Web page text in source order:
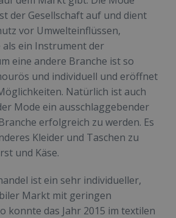
der Gesellschaft auf und dient
vor Umwelteinflüssen,
ein Instrument der
eine andere Branche ist so
und individuell und eröffnet
Natürlich ist auch
Mode ein ausschlaggebender
erfolgreich zu werden. Es
Kleider und Taschen zu
und Käse.
ist ein sehr individueller,
Markt mit geringen
konnte das Jahr 2015 im textilen